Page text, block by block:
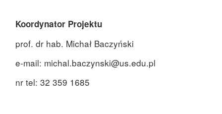
Koordynator Projektu
prof. dr hab. Michał Baczyński
e-mail: michal.baczynski@us.edu.pl
nr tel: 32 359 1685